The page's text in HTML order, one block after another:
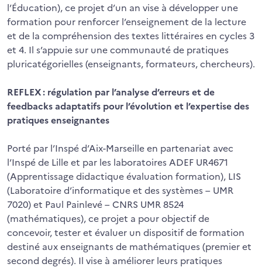
l’Éducation), ce projet d’un an vise à développer une
formation pour renforcer l’enseignement de la lecture
et de la compréhension des textes littéraires en cycles 3
et 4. Il s’appuie sur une communauté de pratiques
pluricatégorielles (enseignants, formateurs, chercheurs).
REFLEX : régulation par l’analyse d’erreurs et de
feedbacks adaptatifs pour l’évolution et l’expertise des
pratiques enseignantes
Porté par l’Inspé d’Aix-Marseille en partenariat avec
l’Inspé de Lille et par les laboratoires ADEF UR4671
(Apprentissage didactique évaluation formation), LIS
(Laboratoire d’informatique et des systèmes – UMR
7020) et Paul Painlevé – CNRS UMR 8524
(mathématiques), ce projet a pour objectif de
concevoir, tester et évaluer un dispositif de formation
destiné aux enseignants de mathématiques (premier et
second degrés). Il vise à améliorer leurs pratiques